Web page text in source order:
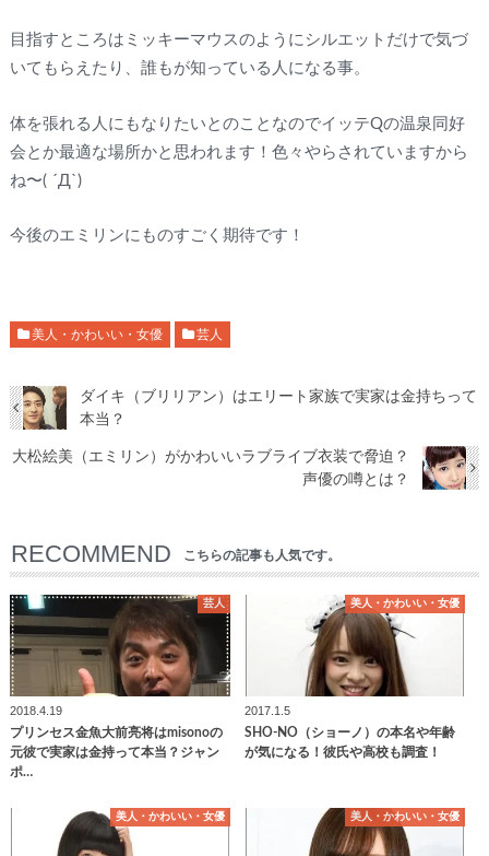
目指すところはミッキーマウスのようにシルエットだけで気づ
いてもらえたり、誰もが知っている人になる事。
体を張れる人にもなりたいとのことなのでイッテQの温泉同好
会とか最適な場所かと思われます！色々やらされていますから
ね〜( ´Д`)
今後のエミリンにものすごく期待です！
美人・かわいい・女優 芸人
ダイキ（ブリリアン）はエリート家族で実家は金持ちって
本当？
大松絵美（エミリン）がかわいいラブライブ衣装で脅迫？
声優の噂とは？
RECOMMEND こちらの記事も人気です。
芸人
2018.4.19
プリンセス金魚大前亮将はmisonoの
元彼で実家は金持って本当？ジャン
ポ…
美人・かわいい・女優
2017.1.5
SHO-NO（ショーノ）の本名や年齢
が気になる！彼氏や高校も調査！
美人・かわいい・女優 美人・かわいい・女優